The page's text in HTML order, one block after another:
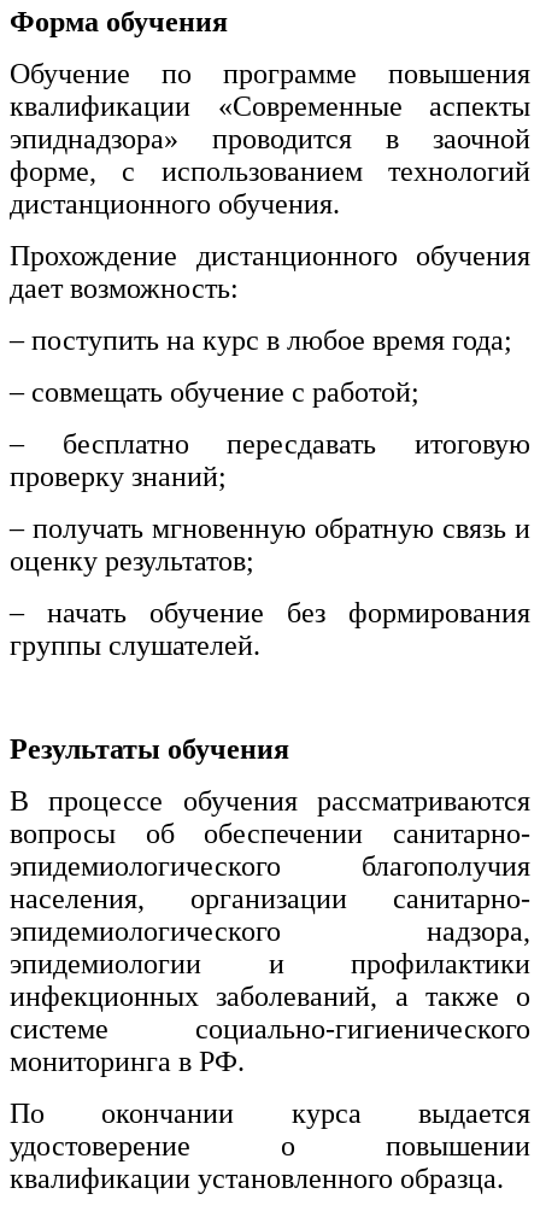
Форма обучения
Обучение по программе повышения
квалификации «Современные аспекты
эпиднадзора» проводится в заочной
форме, с использованием технологий
дистанционного обучения.
Прохождение дистанционного обучения
дает возможность:
– поступить на курс в любое время года;
– совмещать обучение с работой;
– бесплатно пересдавать итоговую
проверку знаний;
– получать мгновенную обратную связь и
оценку результатов;
– начать обучение без формирования
группы слушателей.
Результаты обучения
В процессе обучения рассматриваются
вопросы об обеспечении санитарно-
эпидемиологического благополучия
населения, организации санитарно-
эпидемиологического надзора,
эпидемиологии и профилактики
инфекционных заболеваний, а также о
системе социально-гигиенического
мониторинга в РФ.
По окончании курса выдается
удостоверение о повышении
квалификации установленного образца.